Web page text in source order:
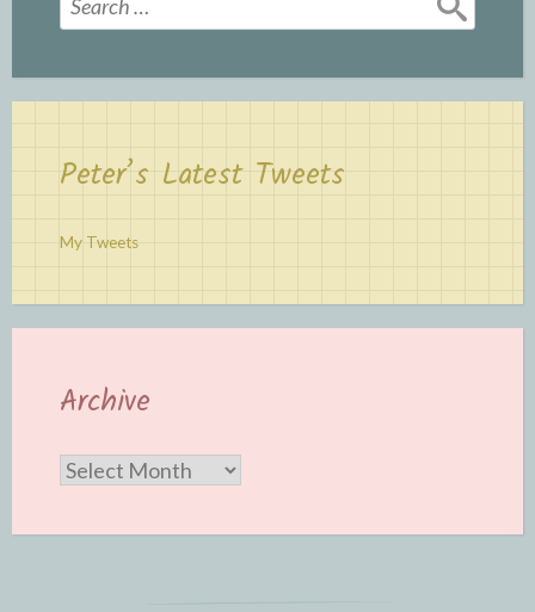
for:
Peter’s Latest Tweets
My Tweets
Archive
Archive